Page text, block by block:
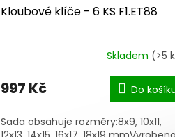
Kloubové klíče - 6 KS F1.ET88
Skladem (>5
997 Kč Do
Sada obsahuje rozměry:8x9, 10x11,